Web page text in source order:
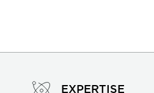
EXPERTISE